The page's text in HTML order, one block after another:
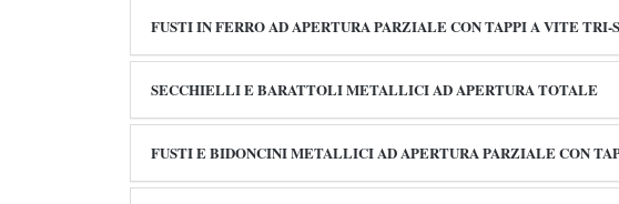
FUSTI IN FERRO AD APERTURA PARZIALE CON TAPPI A VITE TRI-
SECCHIELLI E BARATTOLI METALLICI AD APERTURA TOTALE
FUSTI E BIDONCINI METALLICI AD APERTURA PARZIALE CON